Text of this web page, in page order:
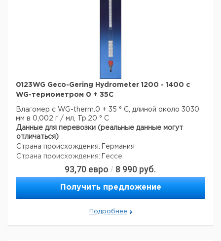
0123WG Geco-Gering Hydrometer 1200 - 1400 с
WG-термометром 0 + 35C
Влагомер с WG-therm.0 + 35 ° C, длиной около 3030
мм в 0,002 г / мл, Tp.20 ° C
Данные для перевозки (реальные данные могут
отличаться)
Страна происхождения:
Германия
Страна происхождения: Гессе
93,70 евро / 8 990 руб.
Получить предложение
Подробнее